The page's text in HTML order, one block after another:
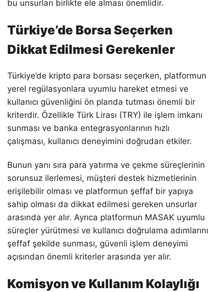
bu unsurları birlikte ele alması önemlidir.
Türkiye’de Borsa Seçerken
Dikkat Edilmesi Gerekenler
Türkiye’de kripto para borsası seçerken, platformun
yerel regülasyonlara uyumlu hareket etmesi ve
kullanıcı güvenliğini ön planda tutması önemli bir
kriterdir. Özellikle Türk Lirası (TRY) ile işlem imkanı
sunması ve banka entegrasyonlarının hızlı
çalışması, kullanıcı deneyimini doğrudan etkiler.
Bunun yanı sıra para yatırma ve çekme süreçlerinin
sorunsuz ilerlemesi, müşteri destek hizmetlerinin
erişilebilir olması ve platformun şeffaf bir yapıya
sahip olması da dikkat edilmesi gereken unsurlar
arasında yer alır. Ayrıca platformun MASAK uyumlu
süreçler yürütmesi ve kullanıcı doğrulama adımlarını
şeffaf şekilde sunması, güvenli işlem deneyimi
açısından önemli kriterler arasında yer alır.
Komisyon ve Kullanım Kolaylığı